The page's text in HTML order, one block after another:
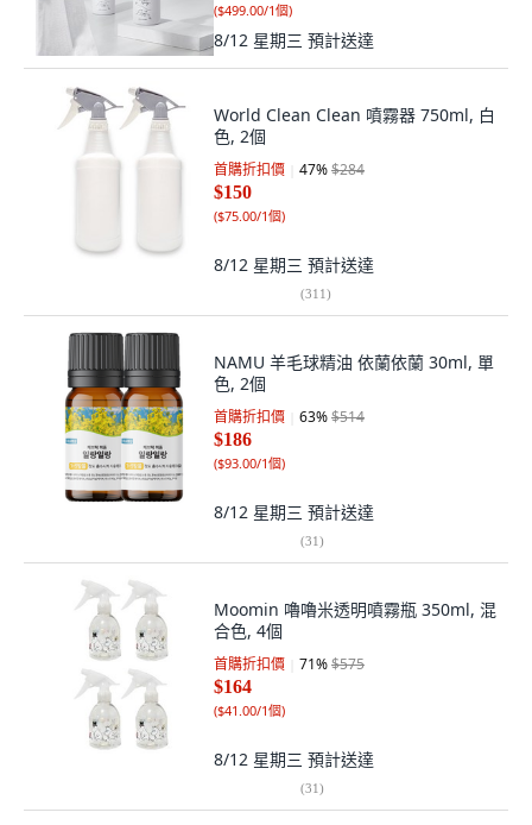
($499.00/1個)
8/12 星期三 預計送達
World Clean Clean 噴霧器 750ml, 白
色, 2個
首購折扣價 47%$284
$150
($75.00/1個)
8/12 星期三 預計送達
(311)
NAMU 羊毛球精油 依蘭依蘭 30ml, 單
色, 2個
首購折扣價 63%$514
$186
($93.00/1個)
8/12 星期三 預計送達
(31)
Moomin 嚕嚕米透明噴霧瓶 350ml, 混
合色, 4個
首購折扣價 71%$575
$164
($41.00/1個)
8/12 星期三 預計送達
(31)